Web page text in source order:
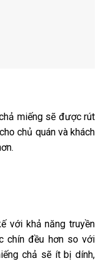
miếng sẽ được rút
chủ quán và khách
với khả năng truyền
chín đều hơn so với
chả sẽ ít bị dính,